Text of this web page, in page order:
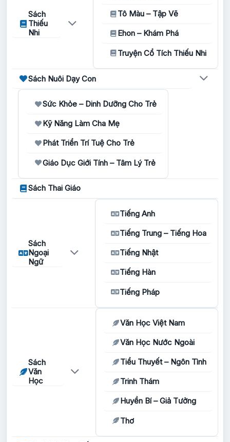
Sách
Thiếu
Nhi
Tô Màu – Tập Vẽ
Ehon – Khám Phá
Truyện Cổ Tích Thiếu Nhi
Sách Nuôi Dạy Con
Sức Khỏe – Dinh Dưỡng Cho Trẻ
Kỹ Năng Làm Cha Mẹ
Phát Triển Trí Tuệ Cho Trẻ
Giáo Dục Giới Tính – Tâm Lý Trẻ
Sách Thai Giáo
Sách
Ngoại
Ngữ
Tiếng Anh
Tiếng Trung – Tiếng Hoa
Tiếng Nhật
Tiếng Hàn
Tiếng Pháp
Sách
Văn
Học
Văn Học Việt Nam
Văn Học Nước Ngoài
Tiểu Thuyết – Ngôn Tình
Trinh Thám
Huyền Bí – Giả Tưởng
Thơ